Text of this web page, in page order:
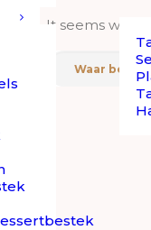
It seems we